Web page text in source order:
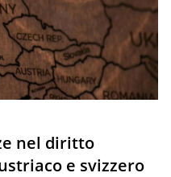
nel diritto
e svizzero